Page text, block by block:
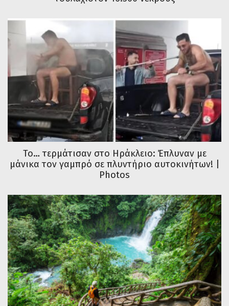
Το… τερμάτισαν στο Ηράκλειο: Έπλυναν με
μάνικα τον γαμπρό σε πλυντήριο αυτοκινήτων! |
Photos